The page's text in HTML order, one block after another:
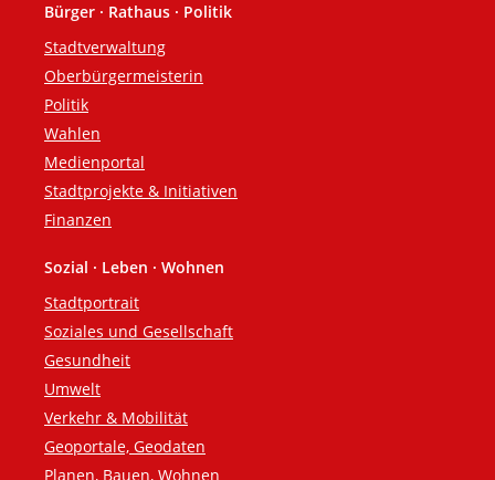
Fußzeile
Bürger · Rathaus · Politik
Stadtverwaltung
Oberbürgermeisterin
Politik
Wahlen
Medienportal
Stadtprojekte & Initiativen
Finanzen
Sozial · Leben · Wohnen
Stadtportrait
Soziales und Gesellschaft
Gesundheit
Umwelt
Verkehr & Mobilität
Geoportale, Geodaten
Planen, Bauen, Wohnen